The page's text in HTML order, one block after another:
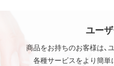
ユー
商品をお持ちのお客様は、
各種サービスをより簡単